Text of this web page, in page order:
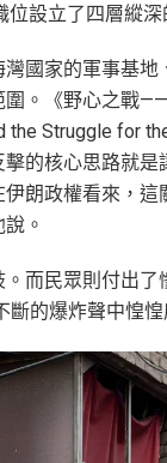
位設立了四層縱深
國家的軍事基地
。《野心之戰
the Struggle for
的核心思路就是
朗政權看來，這
。
而民眾則付出了
的爆炸聲中惶惶